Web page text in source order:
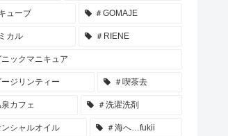
ューブ ＃GOMAJE
カル ＃RIENE
ニックマニキュア
ージリンティー ＃喫茶去
カフェ ＃洗濯洗剤
ンシャルオイル ＃海へ…fukii